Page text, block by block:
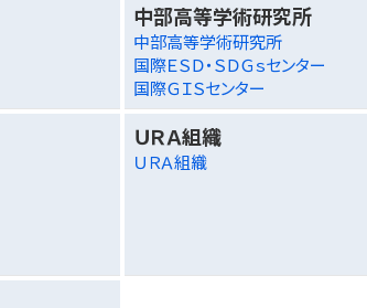
中部高等学術研究所
中部高等学術研究所
国際ＥＳＤ・ＳＤＧｓセンター
国際ＧＩＳセンター
ＵＲＡ組織
ＵＲＡ組織